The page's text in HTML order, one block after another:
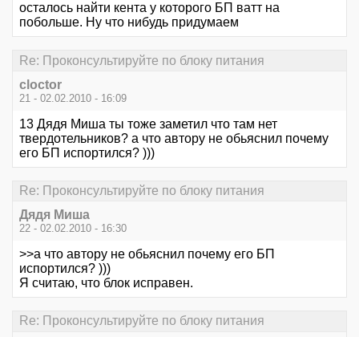
осталось найти кента у которого БП ватт на
побольше. Ну что нибудь придумаем
Re: Проконсультируйте по блоку питания
cloctor
21 - 02.02.2010 - 16:09
13 Дядя Миша ты тоже заметил что там нет
твердотельников? а что автору не обьяснил почему
его БП испортился? )))
Re: Проконсультируйте по блоку питания
Дядя Миша
22 - 02.02.2010 - 16:30
>>а что автору не обьяснил почему его БП
испортился? )))
Я считаю, что блок исправен.
Re: Проконсультируйте по блоку питания